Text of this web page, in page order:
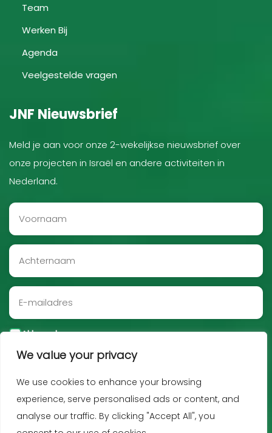
We value your privacy
We use cookies to enhance your browsing
experience, serve personalised ads or content, and
analyse our traffic. By clicking "Accept All", you
Team
Werken Bij
Agenda
Veelgestelde vragen
JNF Nieuwsbrief
Meld je aan voor onze 2-wekelijkse nieuwsbrief over
onze projecten in Israël en andere activiteiten in
Nederland.
Akkoord